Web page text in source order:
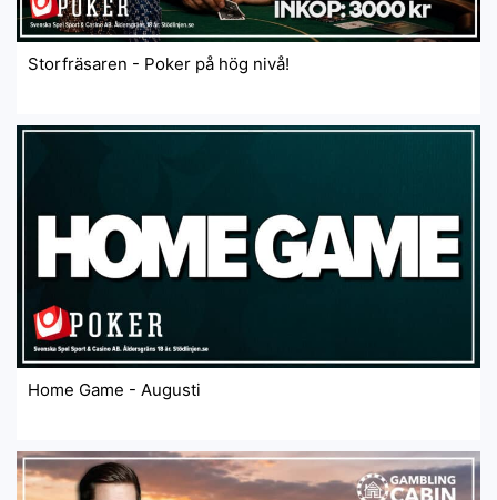
Storfräsaren - Poker på hög nivå!
Home Game - Augusti